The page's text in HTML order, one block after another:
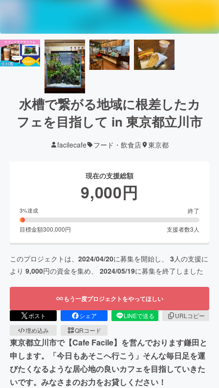
水槽で繋がる地域に根差したカ
フェを目指して in 東京都立川市
facilecafe フード・飲食店 東京都
現在の支援総額
9,000円
3%達成 終了
目標金額300,000円 支援者数3 人
このプロジェクトは、 2024/04/20に募集を開始し、 3 人の支援に
より 9,000円の資金を集め、 2024/05/19に募集を終了しました
もう一度プロジェクトをやってほしい
ポスト シェア LINEで送る
URLコピー
埋め込み
QRコード
東京都立川市で【Cafe Facile】を営んでおります鎌田と
申します。「今日もあそこへ行こう」そんな毎日足を運
びたくなるような居心地の良いカフェを目指していきた
いです。みなさまのお力をお貸しください！